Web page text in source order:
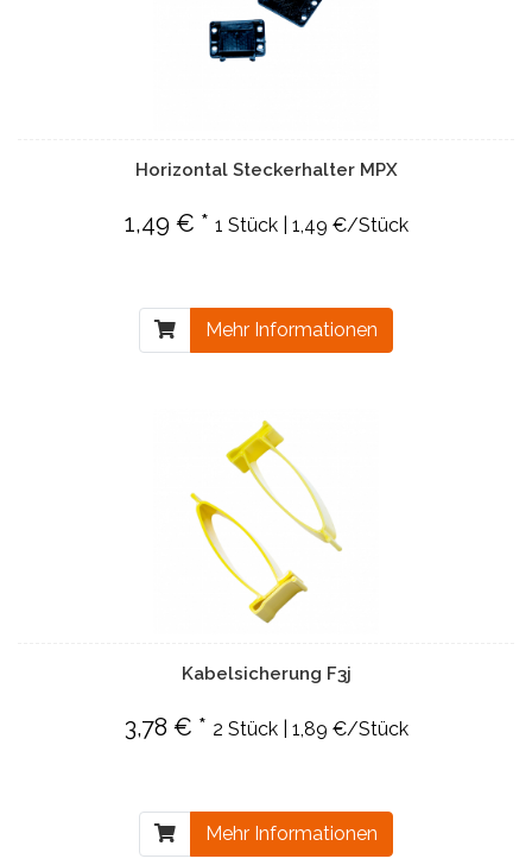
Horizontal Steckerhalter MPX
1,49 € * 1 Stück | 1,49 €/Stück
Mehr Informationen
Kabelsicherung F3j
3,78 € * 2 Stück | 1,89 €/Stück
Mehr Informationen